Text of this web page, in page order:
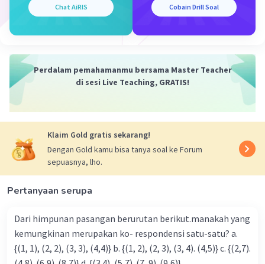
Chat AiRIS Cobain Drill Soal
Perdalam pemahamanmu bersama Master Teacher
di sesi Live Teaching, GRATIS!
Klaim Gold gratis sekarang!
Dengan Gold kamu bisa tanya soal ke Forum
sepuasnya, lho.
Pertanyaan serupa
Dari himpunan pasangan berurutan berikut.manakah yang
kemungkinan merupakan ko- respondensi satu-satu? a.
{(1, 1), (2, 2), (3, 3), (4,4)} b. {(1, 2), (2, 3), (3, 4). (4,5)} c. {(2,7).